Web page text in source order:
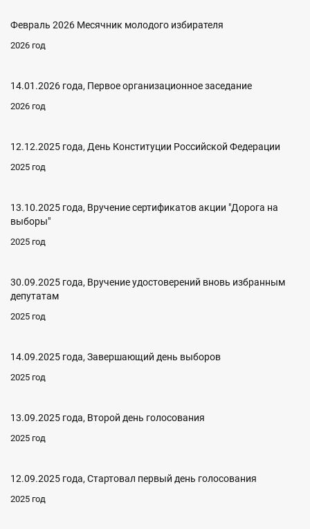
Февраль 2026 Месячник молодого избирателя
2026 год
14.01.2026 года, Первое организационное заседание
2026 год
12.12.2025 года, День Конституции Российской Федерации
2025 год
13.10.2025 года, Вручение сертификатов акции "Дорога на
выборы"
2025 год
30.09.2025 года, Вручение удостоверений вновь избранным
депутатам
2025 год
14.09.2025 года, Завершающий день выборов
2025 год
13.09.2025 года, Второй день голосования
2025 год
12.09.2025 года, Стартовал первый день голосования
2025 год